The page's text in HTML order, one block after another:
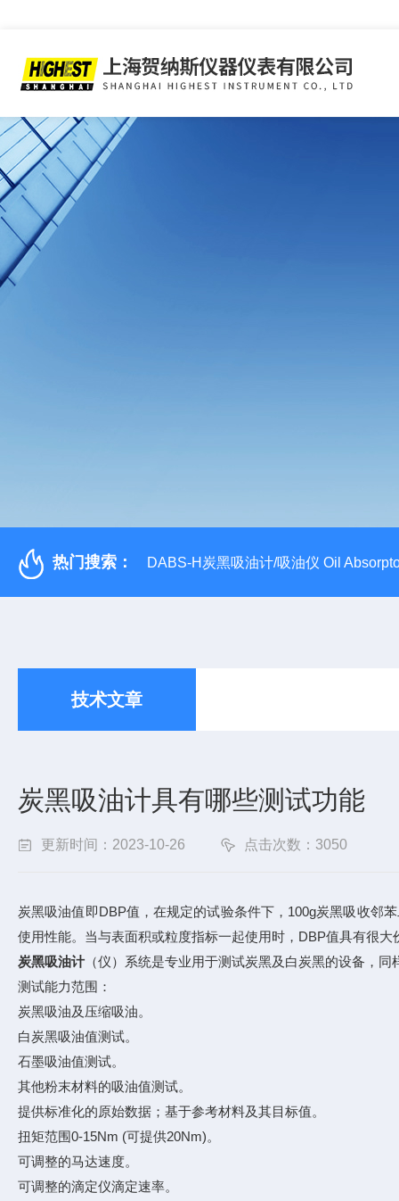
热门搜索： DABS-H炭黑吸油计/吸油仪 Oil
技术文章
炭黑吸油计具有哪些测试功能
更新时间：2023-10-26 点击次数：3050
炭黑吸油值即DBP值，在规定的试验条件下，100g炭黑吸收邻
使用性能。当与表面积或粒度指标一起使用时，DBP值具有很
炭黑吸油计（仪）系统是专业用于测试炭黑及白炭黑的设备，
测试能力范围：
炭黑吸油及压缩吸油。
白炭黑吸油值测试。
石墨吸油值测试。
其他粉末材料的吸油值测试。
提供标准化的原始数据；基于参考材料及其目标
扭矩范围0-15Nm (可提供20Nm)。
可调整的马达速度。
可调整的滴定仪滴定速率。